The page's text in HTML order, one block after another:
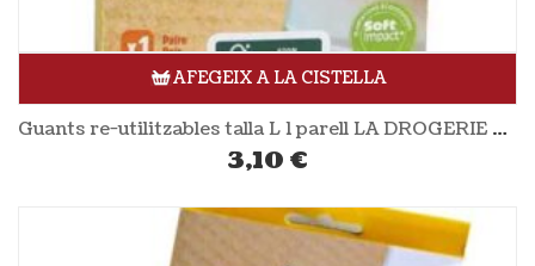
AFEGEIX A LA CISTELLA
Guants re-utilitzables talla L 1 parell LA DROGERIE ÉCOLOGIQUE
3,10 €